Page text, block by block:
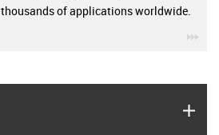
thousands of applications worldwide.